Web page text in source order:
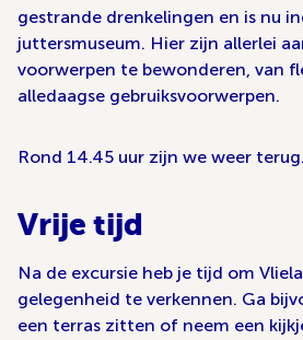
gestrande drenkelingen en is nu
juttersmuseum. Hier zijn allerlei
voorwerpen te bewonderen, van
alledaagse gebruiksvoorwerpen.
Rond 14.45 uur zijn we weer terug.
Vrije tijd
Na de excursie heb je tijd om
gelegenheid te verkennen. Ga
een terras zitten of neem een